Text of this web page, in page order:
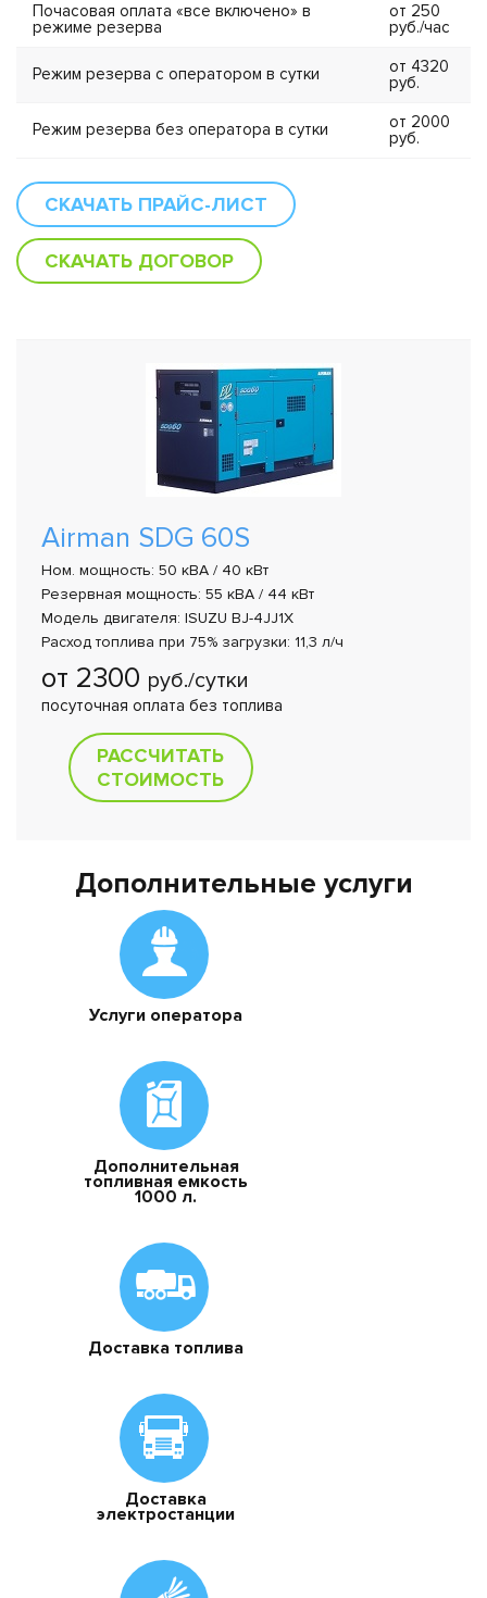
Почасовая оплата «все включено» в
режиме резерва
от 250
руб./час
Режим резерва с оператором в сутки
от 4320
руб.
Режим резерва без оператора в сутки
от 2000
руб.
СКАЧАТЬ ПРАЙС-ЛИСТ
СКАЧАТЬ ДОГОВОР
Airman SDG 60S
Ном. мощность: 50 кВА / 40 кВт
Резервная мощность: 55 кВА / 44 кВт
Модель двигателя: ISUZU BJ-4JJ1X
Расход топлива при 75% загрузки: 11,3 л/ч
от 2300 руб./сутки
посуточная оплата без топлива
РАССЧИТАТЬ
СТОИМОСТЬ
Дополнительные услуги
Услуги оператора
Дополнительная
топливная емкость
1000 л.
Доставка топлива
Доставка
электростанции